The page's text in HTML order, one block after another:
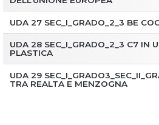
UDA 27 SEC_I_GRADO_2_3 BE
UDA 28 SEC_I_GRADO_2_3 C7 IN
PLASTICA
UDA 29
TRA REALTA E MENZOGNA